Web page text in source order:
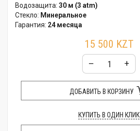
Водозащита: 30 м (3 atm)
Стекло: Минеральное
Гарантия: 24 месяца
15 500 KZT
– +
ДОБАВИТЬ В КОРЗИНУ
КУПИТЬ В ОДИН КЛИК